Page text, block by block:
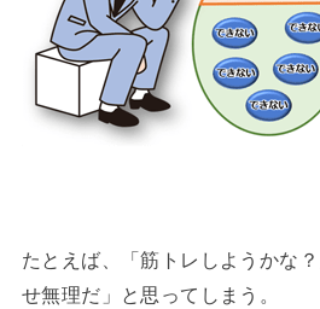
たとえば、「筋トレしようかな
せ無理だ」と思ってしまう。